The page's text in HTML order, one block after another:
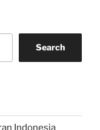
Search
Indonesia